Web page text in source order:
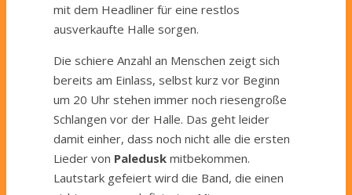
mit dem Headliner für eine restlos
ausverkaufte Halle sorgen.
Die schiere Anzahl an Menschen zeigt sich
bereits am Einlass, selbst kurz vor Beginn
um 20 Uhr stehen immer noch riesengroße
Schlangen vor der Halle. Das geht leider
damit einher, dass noch nicht alle die ersten
Lieder von Paledusk mitbekommen.
Lautstark gefeiert wird die Band, die einen